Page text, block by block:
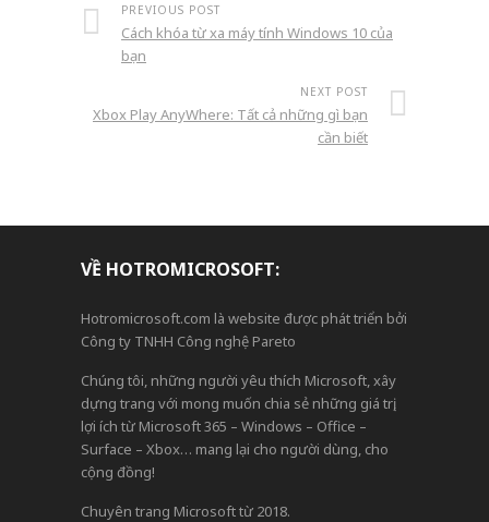
PREVIOUS POST
Cách khóa từ xa máy tính Windows 10 của
bạn
NEXT POST
Xbox Play AnyWhere: Tất cả những gì bạn
cần biết
VỀ HOTROMICROSOFT:
Hotromicrosoft.com là website được phát triển bởi
Công ty TNHH Công nghệ Pareto
Chúng tôi, những người yêu thích Microsoft, xây
dựng trang với mong muốn chia sẻ những giá trị,
lợi ích từ Microsoft 365 – Windows – Office –
Surface – Xbox… mang lại cho người dùng, cho
cộng đồng!
Chuyên trang Microsoft từ 2018.